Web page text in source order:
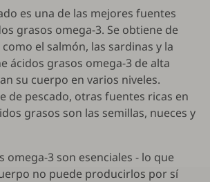
es una de las mejores fuentes
grasos omega-3. Se obtiene de
el salmón, las sardinas y la
ácidos grasos omega-3 de alta
su cuerpo en varios niveles.
de pescado, otras fuentes ricas en
grasos son las semillas, nueces y
omega-3 son esenciales - lo que
no puede producirlos por sí